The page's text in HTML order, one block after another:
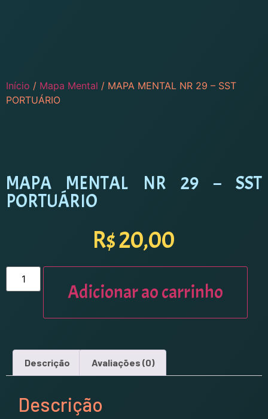
Início / Mapa Mental / MAPA MENTAL NR 29 – SST
PORTUÁRIO
MAPA MENTAL NR 29 – SST
PORTUÁRIO
R$20,00
Adicionar ao carrinho
Descrição Avaliações (0)
Descrição